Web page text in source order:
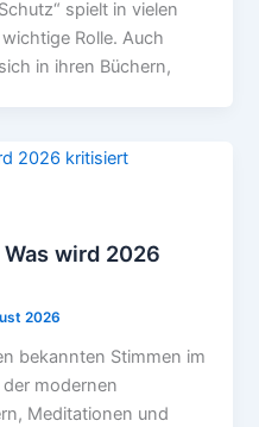
spielt in vielen
Rolle. Auch
in ihren Büchern,
wird 2026
2026
bekannten Stimmen im
modernen
Meditationen und